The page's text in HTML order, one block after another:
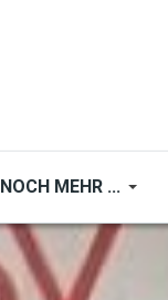
NOCH MEHR ...